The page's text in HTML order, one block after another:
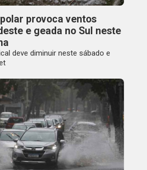
provoca ventos
e geada no Sul neste
deve diminuir neste sábado e